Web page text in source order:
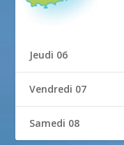
Jeudi 06
Vendredi 07
Samedi 08